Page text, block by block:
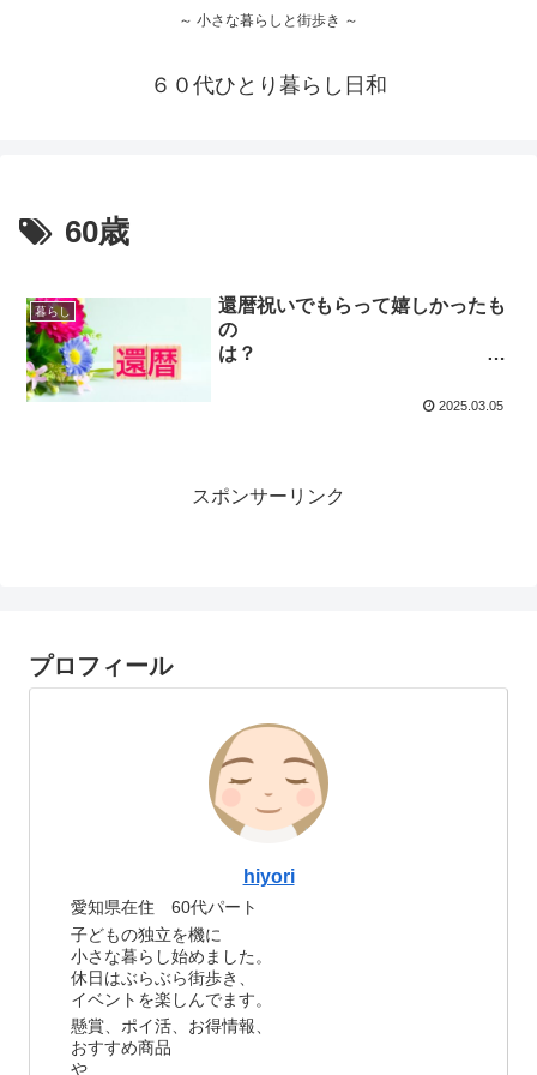
～ 小さな暮らしと街歩き ～
６０代ひとり暮らし日和
60歳
暮らし
還暦祝いでもらって嬉しかったも
の
は？
な贈り物のアイディアを紹介！
2025.03.05
スポンサーリンク
プロフィール
hiyori
愛知県在住 60代パート
子どもの独立を機に
小さな暮らし始めました。
休日はぶらぶら街歩き、
イベントを楽しんでます。
懸賞、ポイ活、お得情報、
おすすめ商品
や